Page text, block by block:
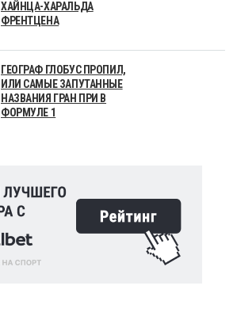
ХАЙНЦА-ХАРАЛЬДА
ФРЕНТЦЕНА
ГЕОГРАФ ГЛОБУС ПРОПИЛ,
ИЛИ САМЫЕ ЗАПУТАННЫЕ
НАЗВАНИЯ ГРАН ПРИ В
ФОРМУЛЕ 1